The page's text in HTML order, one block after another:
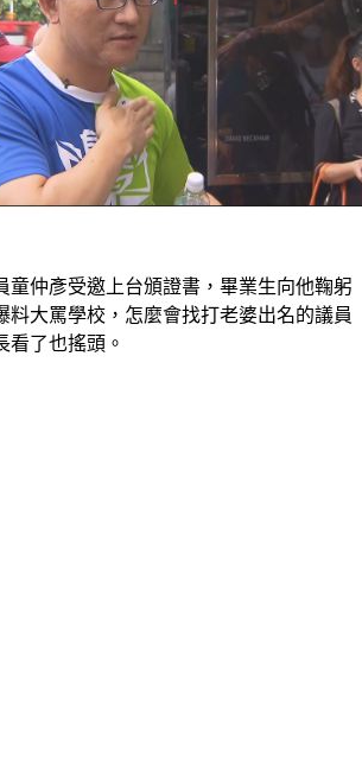
料大罵學校，怎麼會找打老婆出名的議員
看了也搖頭。